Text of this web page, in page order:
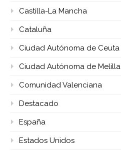
Castilla-La Mancha
Cataluña
Ciudad Autónoma de Ceuta
Ciudad Autónoma de Melilla
Comunidad Valenciana
Destacado
España
Estados Unidos